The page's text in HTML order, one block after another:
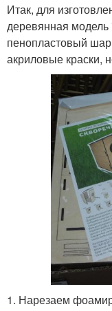
Итак, для
деревянная
пенопластовый
акриловые краски,
1. Нарезаем